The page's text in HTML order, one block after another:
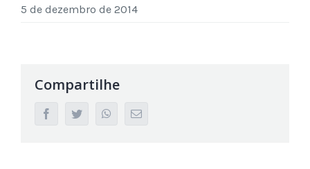
5 de dezembro de 2014
Compartilhe
facebooktwitter whatsappEmail